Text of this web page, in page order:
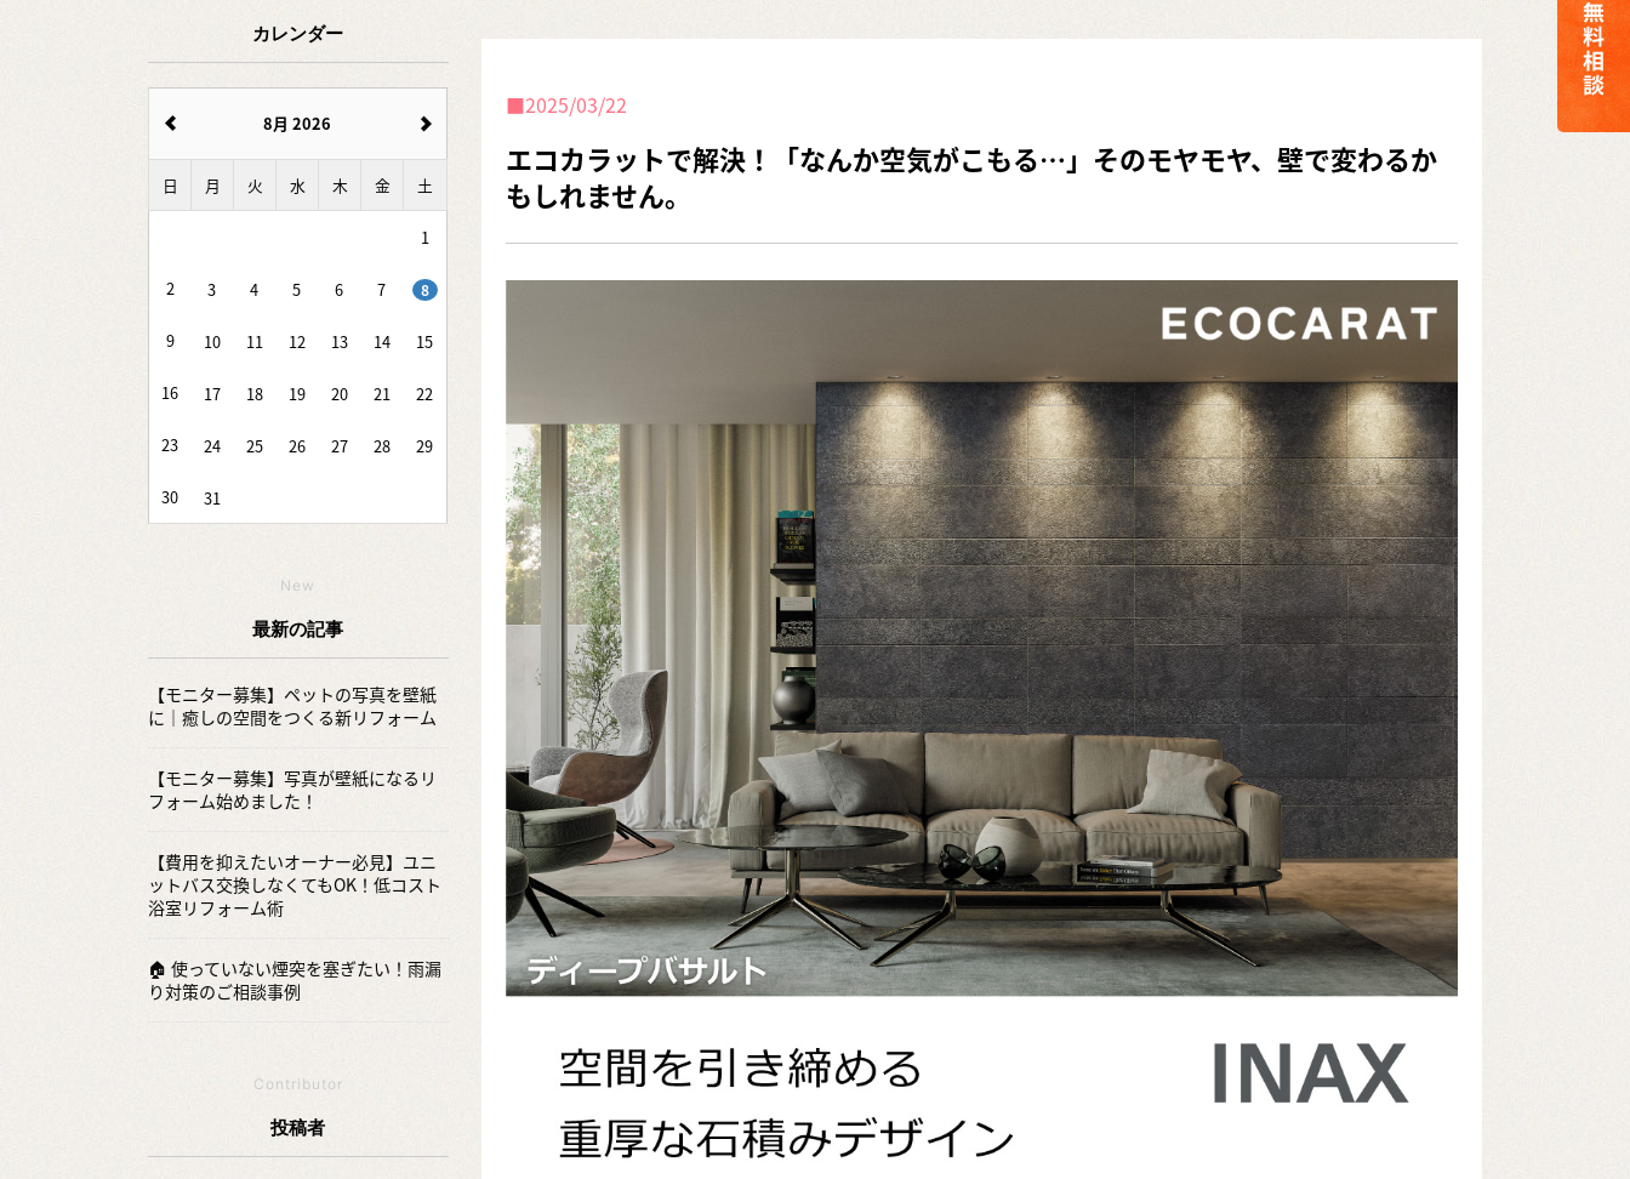
2025/03/22
エコカラットで解決！「なんか空気がこもる…」そのモヤモヤ、壁で変わるか
もしれません。
カレンダー
8月 2026
日 月 火 水 木 金 土
1
2 3 4 5 6 7 8
9 10 11 12 13 14 15
16 17 18 19 20 21 22
23 24 25 26 27 28 29
30 31
New
最新の記事
【モニター募集】ペットの写真を壁紙
に｜癒しの空間をつくる新リフォーム
【モニター募集】写真が壁紙になるリ
フォーム始めました！
【費用を抑えたいオーナー必見】ユニ
ットバス交換しなくてもOK！低コスト
浴室リフォーム術
🏠 使っていない煙突を塞ぎたい！雨漏
り対策のご相談事例
Contributor
投稿者